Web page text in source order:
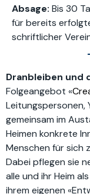
Absage: Bis 30
für bereits
schriftlicher
Dranbleiben und
Folgeangebot «
Leitungspersonen,
gemeinsam im
Heimen konkrete
Menschen für sich
Dabei pflegen sie
alle und ihr Heim
ihrem eigenen